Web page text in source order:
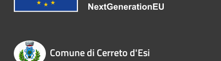
Comune di Cerreto d'Esi